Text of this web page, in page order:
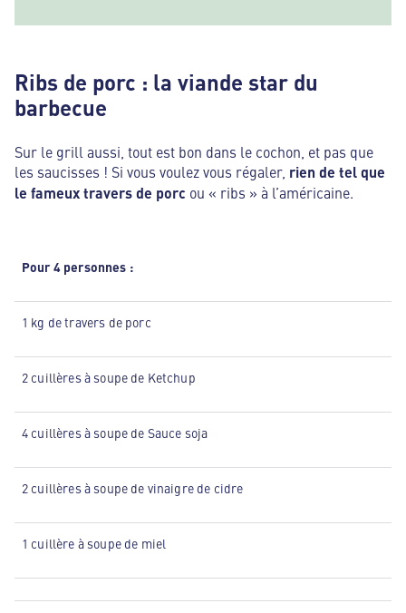
Ribs de porc : la viande star du
barbecue
Sur le grill aussi, tout est bon dans le cochon, et pas que
les saucisses ! Si vous voulez vous régaler, rien de tel que
le fameux travers de porc ou « ribs » à l’américaine.
Pour 4 personnes :
1 kg de travers de porc
2 cuillères à soupe de Ketchup
4 cuillères à soupe de Sauce soja
2 cuillères à soupe de vinaigre de cidre
1 cuillère à soupe de miel